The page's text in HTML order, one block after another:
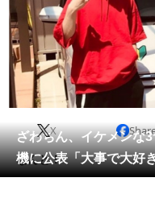
エンタメ
グルメ
住まい
動物
会員記事
メディア
ざわちん、イケメンな
機に公表「大事で大好
X
なんと！